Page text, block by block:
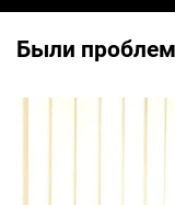
Были